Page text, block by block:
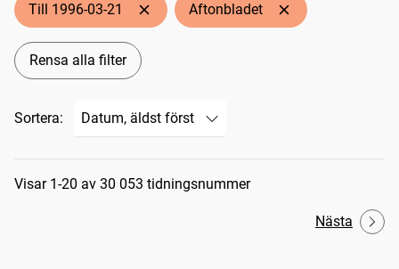
Till 1996-03-21 Aftonbladet
Rensa alla filter
Sortera:
Sökresultat
Visar 1-20 av 30 053 tidningsnummer
Nästa